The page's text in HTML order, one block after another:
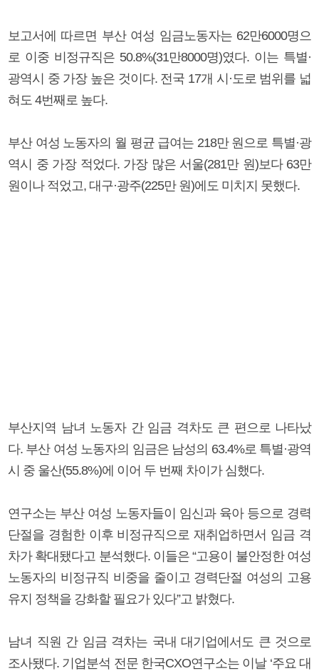
보고서에 따르면 부산 여성 임금노동자는 62만6000명으
로 이중 비정규직은 50.8%(31만8000명)였다. 이는 특별·
광역시 중 가장 높은 것이다. 전국 17개 시·도로 범위를 넓
혀도 4번째로 높다.
부산 여성 노동자의 월 평균 급여는 218만 원으로 특별·광
역시 중 가장 적었다. 가장 많은 서울(281만 원)보다 63만
원이나 적었고, 대구·광주(225만 원)에도 미치지 못했다.
부산지역 남녀 노동자 간 임금 격차도 큰 편으로 나타났
다. 부산 여성 노동자의 임금은 남성의 63.4%로 특별·광역
시 중 울산(55.8%)에 이어 두 번째 차이가 심했다.
연구소는 부산 여성 노동자들이 임신과 육아 등으로 경력
단절을 경험한 이후 비정규직으로 재취업하면서 임금 격
차가 확대됐다고 분석했다. 이들은 “고용이 불안정한 여성
노동자의 비정규직 비중을 줄이고 경력단절 여성의 고용
유지 정책을 강화할 필요가 있다”고 밝혔다.
남녀 직원 간 임금 격차는 국내 대기업에서도 큰 것으로
조사됐다. 기업분석 전문 한국CXO연구소는 이날 ‘주요 대